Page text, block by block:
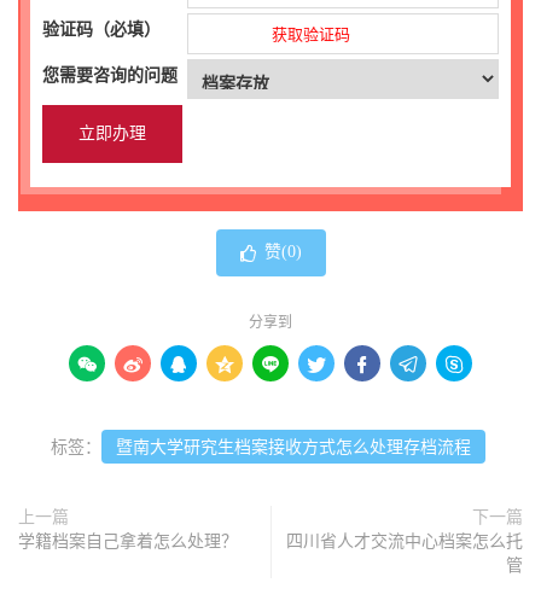
验证码（必填） 获取验证码
您需要咨询的问题
赞(0)
分享到
        
标签： 暨南大学研究生档案接收方式怎么处理存档流程
上一篇
学籍档案自己拿着怎么处理？
下一篇
四川省人才交流中心档案怎么托
管